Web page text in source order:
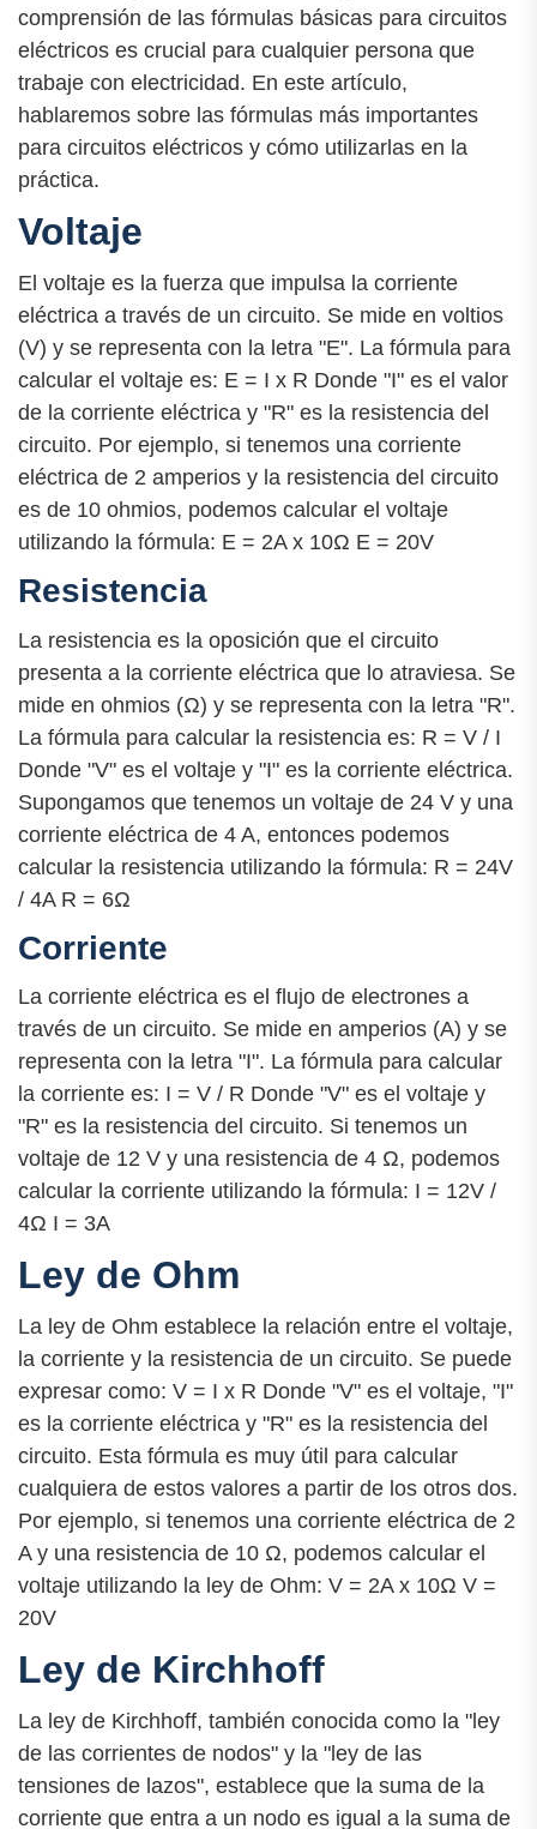
comprensión de las fórmulas básicas para circuitos
eléctricos es crucial para cualquier persona que
trabaje con electricidad. En este artículo,
hablaremos sobre las fórmulas más importantes
para circuitos eléctricos y cómo utilizarlas en la
práctica.
Voltaje
El voltaje es la fuerza que impulsa la corriente
eléctrica a través de un circuito. Se mide en voltios
(V) y se representa con la letra "E". La fórmula para
calcular el voltaje es: E = I x R Donde "I" es el valor
de la corriente eléctrica y "R" es la resistencia del
circuito. Por ejemplo, si tenemos una corriente
eléctrica de 2 amperios y la resistencia del circuito
es de 10 ohmios, podemos calcular el voltaje
utilizando la fórmula: E = 2A x 10Ω E = 20V
Resistencia
La resistencia es la oposición que el circuito
presenta a la corriente eléctrica que lo atraviesa. Se
mide en ohmios (Ω) y se representa con la letra "R".
La fórmula para calcular la resistencia es: R = V / I
Donde "V" es el voltaje y "I" es la corriente eléctrica.
Supongamos que tenemos un voltaje de 24 V y una
corriente eléctrica de 4 A, entonces podemos
calcular la resistencia utilizando la fórmula: R = 24V
/ 4A R = 6Ω
Corriente
La corriente eléctrica es el flujo de electrones a
través de un circuito. Se mide en amperios (A) y se
representa con la letra "I". La fórmula para calcular
la corriente es: I = V / R Donde "V" es el voltaje y
"R" es la resistencia del circuito. Si tenemos un
voltaje de 12 V y una resistencia de 4 Ω, podemos
calcular la corriente utilizando la fórmula: I = 12V /
4Ω I = 3A
Ley de Ohm
La ley de Ohm establece la relación entre el voltaje,
la corriente y la resistencia de un circuito. Se puede
expresar como: V = I x R Donde "V" es el voltaje, "I"
es la corriente eléctrica y "R" es la resistencia del
circuito. Esta fórmula es muy útil para calcular
cualquiera de estos valores a partir de los otros dos.
Por ejemplo, si tenemos una corriente eléctrica de 2
A y una resistencia de 10 Ω, podemos calcular el
voltaje utilizando la ley de Ohm: V = 2A x 10Ω V =
20V
Ley de Kirchhoff
La ley de Kirchhoff, también conocida como la "ley
de las corrientes de nodos" y la "ley de las
tensiones de lazos", establece que la suma de la
corriente que entra a un nodo es igual a la suma de